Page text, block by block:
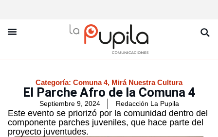
Categoría: Comuna 4, Mirá Nuestra Cultura
El Parche Afro de la Comuna 4
Septiembre 9, 2024 Redacción La Pupila
Este evento se priorizó por la comunidad dentro del
componente parches juveniles, que hace parte del
proyecto juventudes.